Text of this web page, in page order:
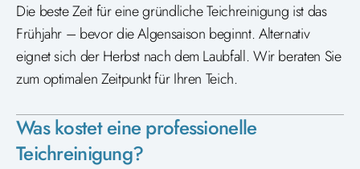
Die beste Zeit für eine gründliche Teichreinigung ist das
Frühjahr – bevor die Algensaison beginnt. Alternativ
eignet sich der Herbst nach dem Laubfall. Wir beraten Sie
zum optimalen Zeitpunkt für Ihren Teich.
Was kostet eine professionelle
Teichreinigung?